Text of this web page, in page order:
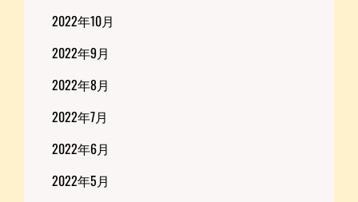
2022年10月
2022年9月
2022年8月
2022年7月
2022年6月
2022年5月